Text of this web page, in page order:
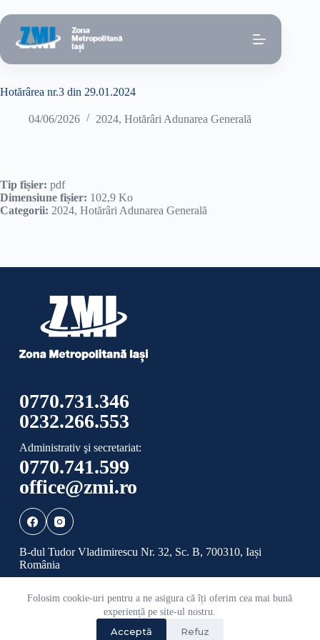
la
conținut
Folosim cookie-uri pentru a ne asigura că îți oferim cea mai bună
experiență pe site-ul nostru.
Acceptă Refuz
Hotărârea nr.3 din 29.01.2024
04/06/2026 2024, Hotărâri Adunarea Generală
Tip fișier: pdf
Dimensiune fișier: 102,9 Ko
Categorii: 2024, Hotărâri Adunarea Generală
0770.731.346
0232.266.553
Administrativ şi secretariat:
0770.741.599
office@zmi.ro
B-dul Tudor Vladimirescu Nr. 32, Sc. B, 700310, Iași
România
2026 Toate drepturile rezervate ADI ZONA
Politică de confidențialitate